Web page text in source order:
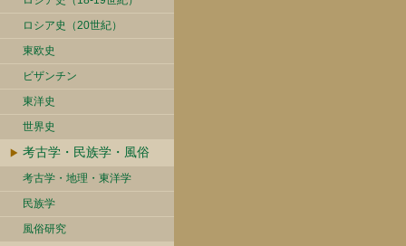
ロシア史（20世紀）
東欧史
ビザンチン
東洋史
世界史
考古学・民族学・風俗
考古学・地理・東洋学
民族学
風俗研究